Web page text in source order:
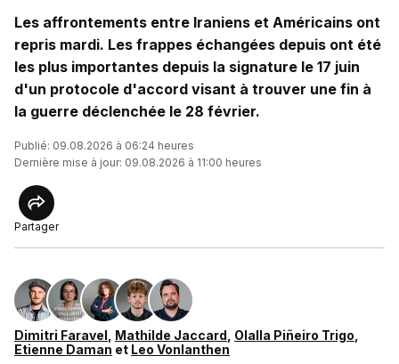
Les affrontements entre Iraniens et Américains ont
repris mardi. Les frappes échangées depuis ont été
les plus importantes depuis la signature le 17 juin
d'un protocole d'accord visant à trouver une fin à
la guerre déclenchée le 28 février.
Publié: 09.08.2026 à 06:24 heures
Dernière mise à jour: 09.08.2026 à 11:00 heures
Partager
Dimitri Faravel Mathilde Jaccard Olalla Piñeiro Trigo
Etienne Daman et Leo Vonlanthen